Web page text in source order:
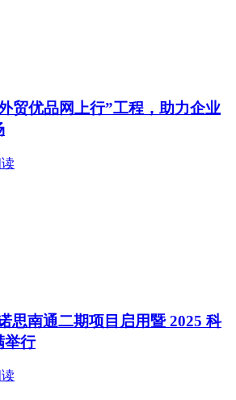
贸优品网上行”工程，助力企业
读
思南通二期项目启用暨 2025 科
举行
读